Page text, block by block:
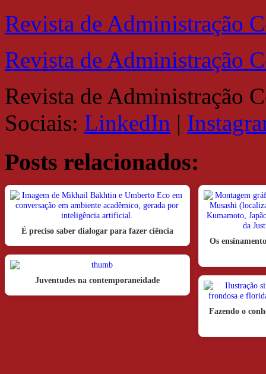
Revista de Administração
Revista de Administração
Revista de Administração
Sociais: LinkedIn |
Posts relacionados:
É preciso saber dialogar para fazer ciência
Juventudes na contemporaneidade
Os
Fazendo o